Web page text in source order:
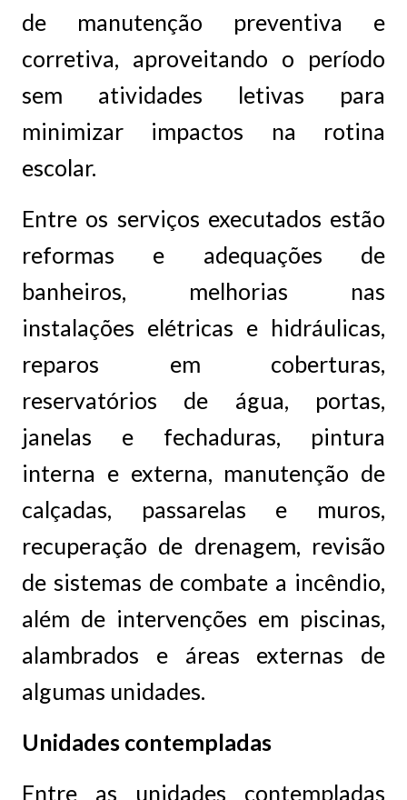
de manutenção preventiva e
corretiva, aproveitando o período
sem atividades letivas para
minimizar impactos na rotina
escolar.
Entre os serviços executados estão
reformas e adequações de
banheiros, melhorias nas
instalações elétricas e hidráulicas,
reparos em coberturas,
reservatórios de água, portas,
janelas e fechaduras, pintura
interna e externa, manutenção de
calçadas, passarelas e muros,
recuperação de drenagem, revisão
de sistemas de combate a incêndio,
além de intervenções em piscinas,
alambrados e áreas externas de
algumas unidades.
Unidades contempladas
Entre as unidades contempladas